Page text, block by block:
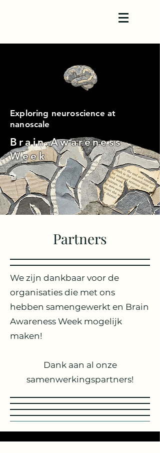
Exploring neuroscience at
nanoscale
Brain Awareness
Week
Partners
We zijn dankbaar voor de
organisaties die met ons
hebben samengewerkt en Brain
Awareness Week mogelijk
maken!
Dank aan al onze
samenwerkingspartners!